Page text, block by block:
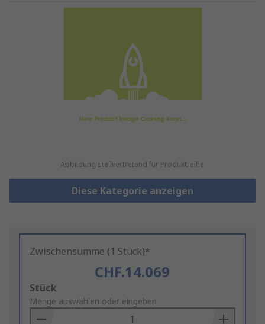
Abbildung stellvertretend für Produktreihe
Diese Kategorie anzeigen
Zwischensumme (1 Stück)*
CHF.14.069
Add
to
Basket
Stück
Menge auswählen oder eingeben